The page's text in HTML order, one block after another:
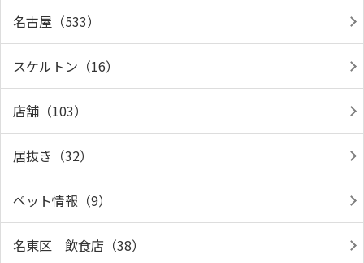
名古屋（533）
スケルトン（16）
店舗（103）
居抜き（32）
ペット情報（9）
名東区 飲食店（38）